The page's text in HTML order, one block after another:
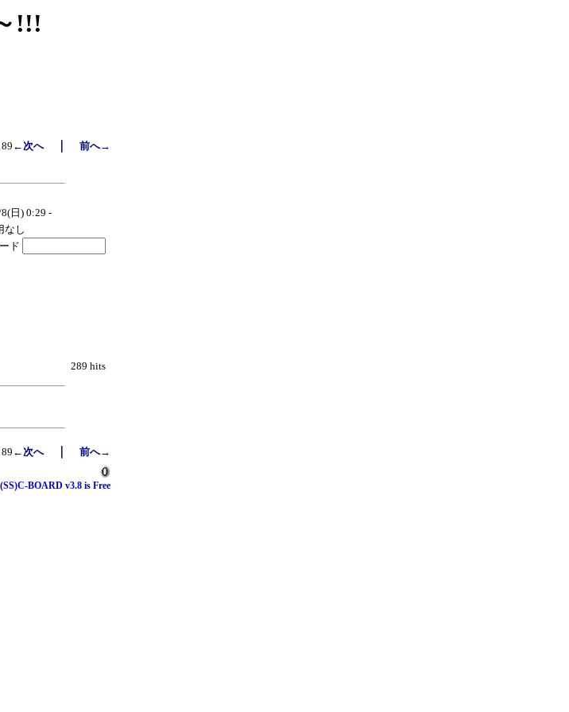
!!!
←次へ｜ 前へ→
日) 0:29 -
なし
ド
289 hits
←次へ｜ 前へ→
(SS)C-BOARD v3.8 is Free